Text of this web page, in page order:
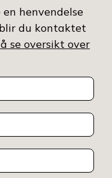
henvendelse
du kontaktet
se oversikt over